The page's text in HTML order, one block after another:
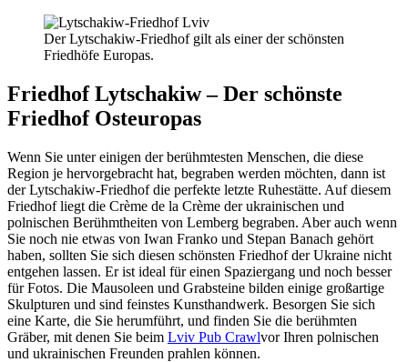
Der Lytschakiw-Friedhof gilt als einer der schönsten
Friedhöfe Europas.
Friedhof Lytschakiw – Der schönste
Friedhof Osteuropas
Wenn Sie unter einigen der berühmtesten Menschen, die diese
Region je hervorgebracht hat, begraben werden möchten, dann ist
der Lytschakiw-Friedhof die perfekte letzte Ruhestätte. Auf diesem
Friedhof liegt die Crème de la Crème der ukrainischen und
polnischen Berühmtheiten von Lemberg begraben. Aber auch wenn
Sie noch nie etwas von Iwan Franko und Stepan Banach gehört
haben, sollten Sie sich diesen schönsten Friedhof der Ukraine nicht
entgehen lassen. Er ist ideal für einen Spaziergang und noch besser
für Fotos. Die Mausoleen und Grabsteine bilden einige großartige
Skulpturen und sind feinstes Kunsthandwerk. Besorgen Sie sich
eine Karte, die Sie herumführt, und finden Sie die berühmten
Gräber, mit denen Sie beim Lviv Pub Crawlvor Ihren polnischen
und ukrainischen Freunden prahlen können.